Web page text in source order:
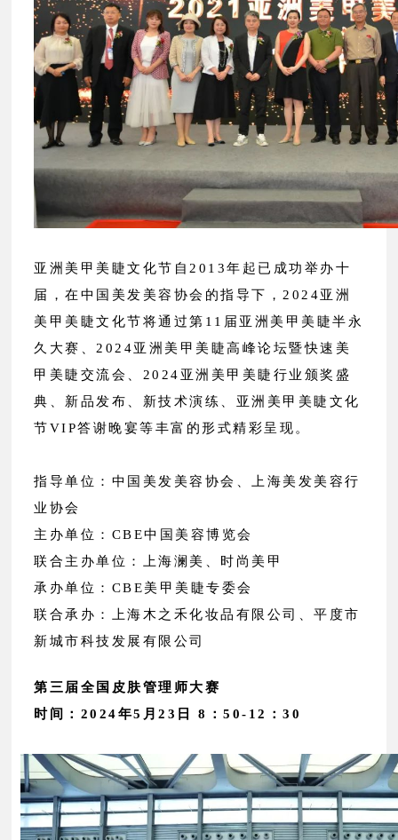
亚洲美甲美睫文化节自2013年起已成功举办十
届，在中国美发美容协会的指导下，2024亚洲
美甲美睫文化节将通过第11届亚洲美甲美睫半永
久大赛、2024亚洲美甲美睫高峰论坛暨快速美
甲美睫交流会、2024亚洲美甲美睫行业颁奖盛
典、新品发布、新技术演练、亚洲美甲美睫文化
节VIP答谢晚宴等丰富的形式精彩呈现。
指导单位：中国美发美容协会、上海美发美容行
业协会
主办单位：CBE中国美容博览会
联合主办单位：上海澜美、时尚美甲
承办单位：CBE美甲美睫专委会
联合承办：上海木之禾化妆品有限公司、平度市
新城市科技发展有限公司
第三届全国皮肤管理师大赛
时间：2024年5月23日 8：50-12：30